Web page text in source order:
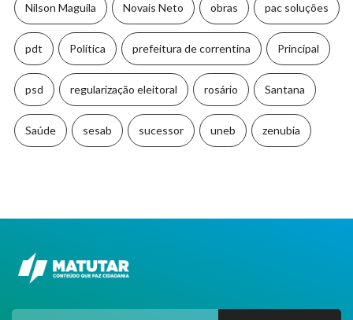
Nilson Maguila Novais Neto obras pac soluções
pdt Política prefeitura de correntina Principal
psd regularização eleitoral rosário Santana
Saúde sesab sucessor uneb zenubia